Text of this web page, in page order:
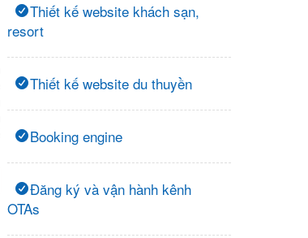
Thiết kế website khách sạn,
resort
Thiết kế website du thuyền
Booking engine
Đăng ký và vận hành kênh
OTAs